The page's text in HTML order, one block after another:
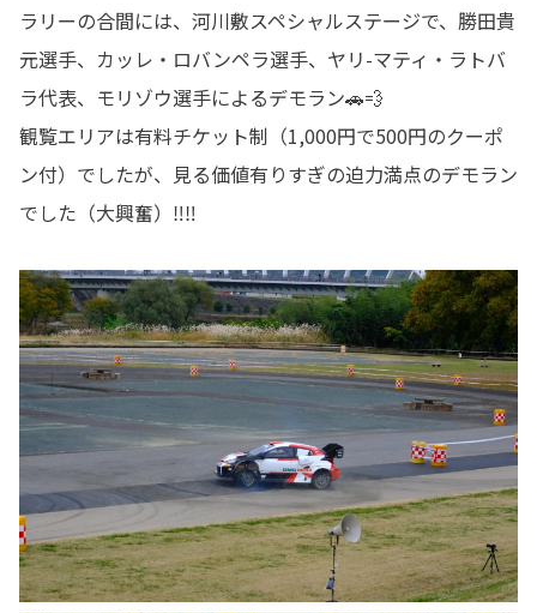
ラリーの合間には、河川敷スペシャルステージで、勝田貴
元選手、カッレ・ロバンペラ選手、ヤリ-マティ・ラトバ
ラ代表、モリゾウ選手によるデモラン🚗💨
観覧エリアは有料チケット制（1,000円で500円のクーポ
ン付）でしたが、見る価値有りすぎの迫力満点のデモラン
でした（大興奮）‼️‼️